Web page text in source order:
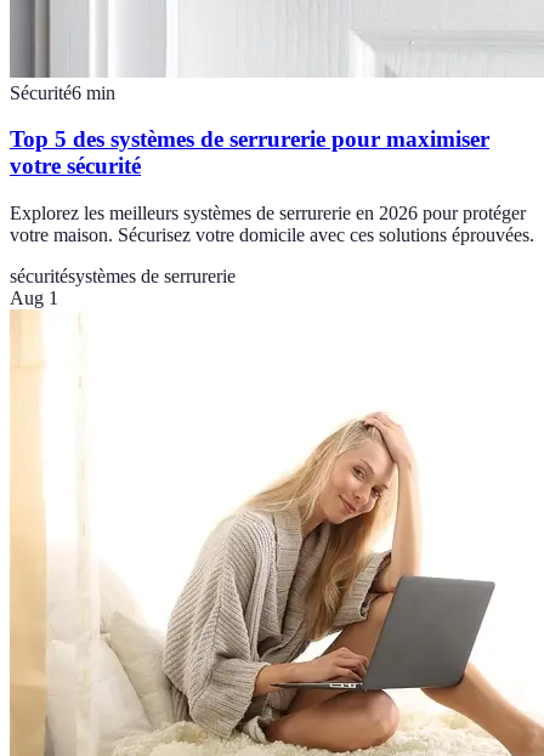
Sécurité6 min
Top 5 des systèmes de serrurerie pour maximiser
votre sécurité
Explorez les meilleurs systèmes de serrurerie en 2026 pour protéger
votre maison. Sécurisez votre domicile avec ces solutions éprouvées.
sécuritésystèmes de serrurerie
Aug 1